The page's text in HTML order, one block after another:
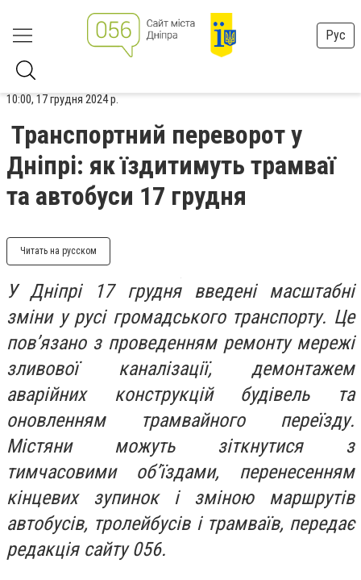
Рус
10:00, 17 грудня 2024 р.
Транспортний переворот у
Дніпрі: як їздитимуть трамваї
та автобуси 17 грудня
Читать на русском
У Дніпрі 17 грудня введені масштабні
зміни у русі громадського транспорту. Це
пов’язано з проведенням ремонту мережі
зливової каналізації, демонтажем
аварійних конструкцій будівель та
оновленням трамвайного переїзду.
Містяни можуть зіткнутися з
тимчасовими об’їздами, перенесенням
кінцевих зупинок і зміною маршрутів
автобусів, тролейбусів і трамваїв, передає
редакція сайту 056.